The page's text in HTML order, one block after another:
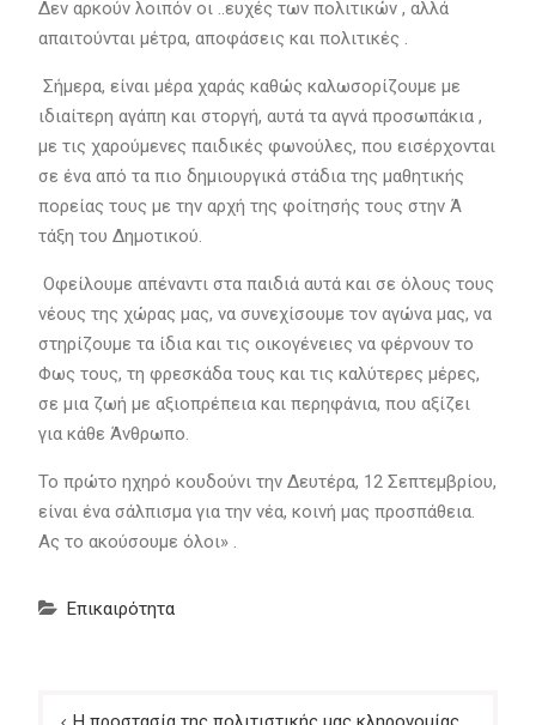
Δεν αρκούν λοιπόν οι ..ευχές των πολιτικών , αλλά
απαιτούνται μέτρα, αποφάσεις και πολιτικές .
Σήμερα, είναι μέρα χαράς καθώς καλωσορίζουμε με
ιδιαίτερη αγάπη και στοργή, αυτά τα αγνά προσωπάκια ,
με τις χαρούμενες παιδικές φωνούλες, που εισέρχονται
σε ένα από τα πιο δημιουργικά στάδια της μαθητικής
πορείας τους με την αρχή της φοίτησής τους στην Ά
τάξη του Δημοτικού.
Οφείλουμε απέναντι στα παιδιά αυτά και σε όλους τους
νέους της χώρας μας, να συνεχίσουμε τον αγώνα μας, να
στηρίζουμε τα ίδια και τις οικογένειες να φέρνουν το
Φως τους, τη φρεσκάδα τους και τις καλύτερες μέρες,
σε μια ζωή με αξιοπρέπεια και περηφάνια, που αξίζει
για κάθε Άνθρωπο.
Το πρώτο ηχηρό κουδούνι την Δευτέρα, 12 Σεπτεμβρίου,
είναι ένα σάλπισμα για την νέα, κοινή μας προσπάθεια.
Ας το ακούσουμε όλοι» .
Επικαιρότητα
Πλοήγηση